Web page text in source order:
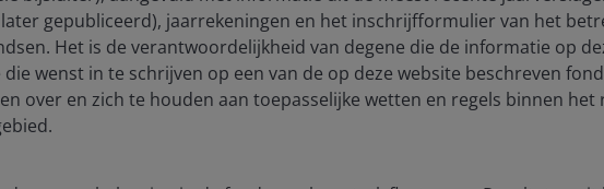
reading into symbolism matters
be simply viewed as another geopolitical photo opportunity. In
symbolism often carry as much meaning as communiqués. During
took him to the Forbidden City, the historic centre of imperial
harmony between heaven, earth and man. In cultural terms, it
gepubliceerd), jaarrekeningen en het inschrijfformulier van het
Het is de verantwoordelijkheid van degene die de informatie op
die wenst in te schrijven op een van de op deze website beschreven
over en zich te houden aan toepasselijke wetten en regels binnen het